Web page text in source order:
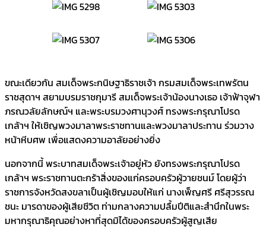
ขณะเดียวกัน สมเด็จพระกนิษฐาธิราชเจ้า กรมสมเด็จพระเทพรัตน
ราชสุดาฯ สยามบรมราชกุมารี สมเด็จพระเจ้าน้องนางเธอ เจ้าฟ้าจุฬา
ภรณวลัยลักษณ์ฯ และพระบรมวงศานุวงศ์ ทรงพระกรุณาโปรด
เกล้าฯ ให้เชิญพวงมาลาพระราชทานและพวงมาลาประทาน ร่วมวาง
หน้าหีบศพ เพื่อแสดงความอาลัยอย่างยิ่ง
นอกจากนี้ พระบาทสมเด็จพระเจ้าอยู่หัว ยังทรงพระกรุณาโปรด
เกล้าฯ พระราชทานตะกร้าสิ่งของแก่ครอบครัวผู้วายชนม์ โดยผู้ว่า
ราชการจังหวัดสงขลาเป็นผู้เชิญมอบให้แก่ นางเพ็ญศรี ศรีสุวรรณ
ชนะ มารดาของผู้เสียชีวิต ท่ามกลางความปลื้มปีติและสำนึกในพระ
มหากรุณาธิคุณอย่างหาที่สุดมิได้ของครอบครัวผู้สูญเสีย